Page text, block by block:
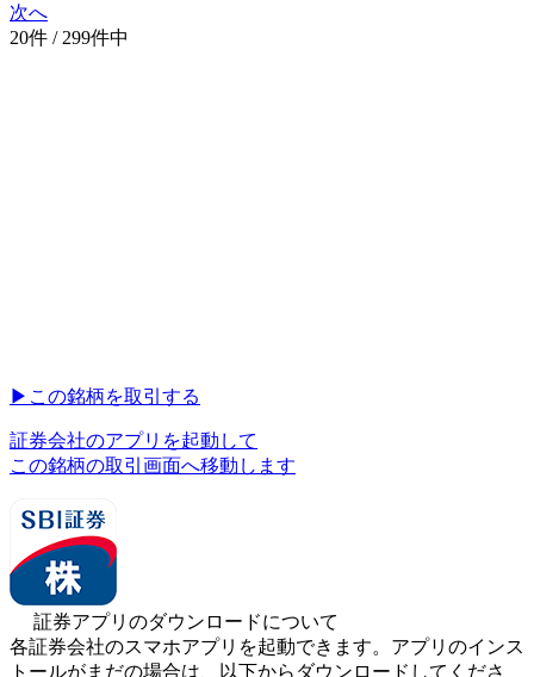
次へ
20件 / 299件中
▶︎ この銘柄を取引する
証券会社のアプリを起動して
この銘柄の取引画面へ移動します
証券アプリのダウンロードについて
各証券会社のスマホアプリを起動できます。アプリのインス
トールがまだの場合は、以下からダウンロードしてくださ